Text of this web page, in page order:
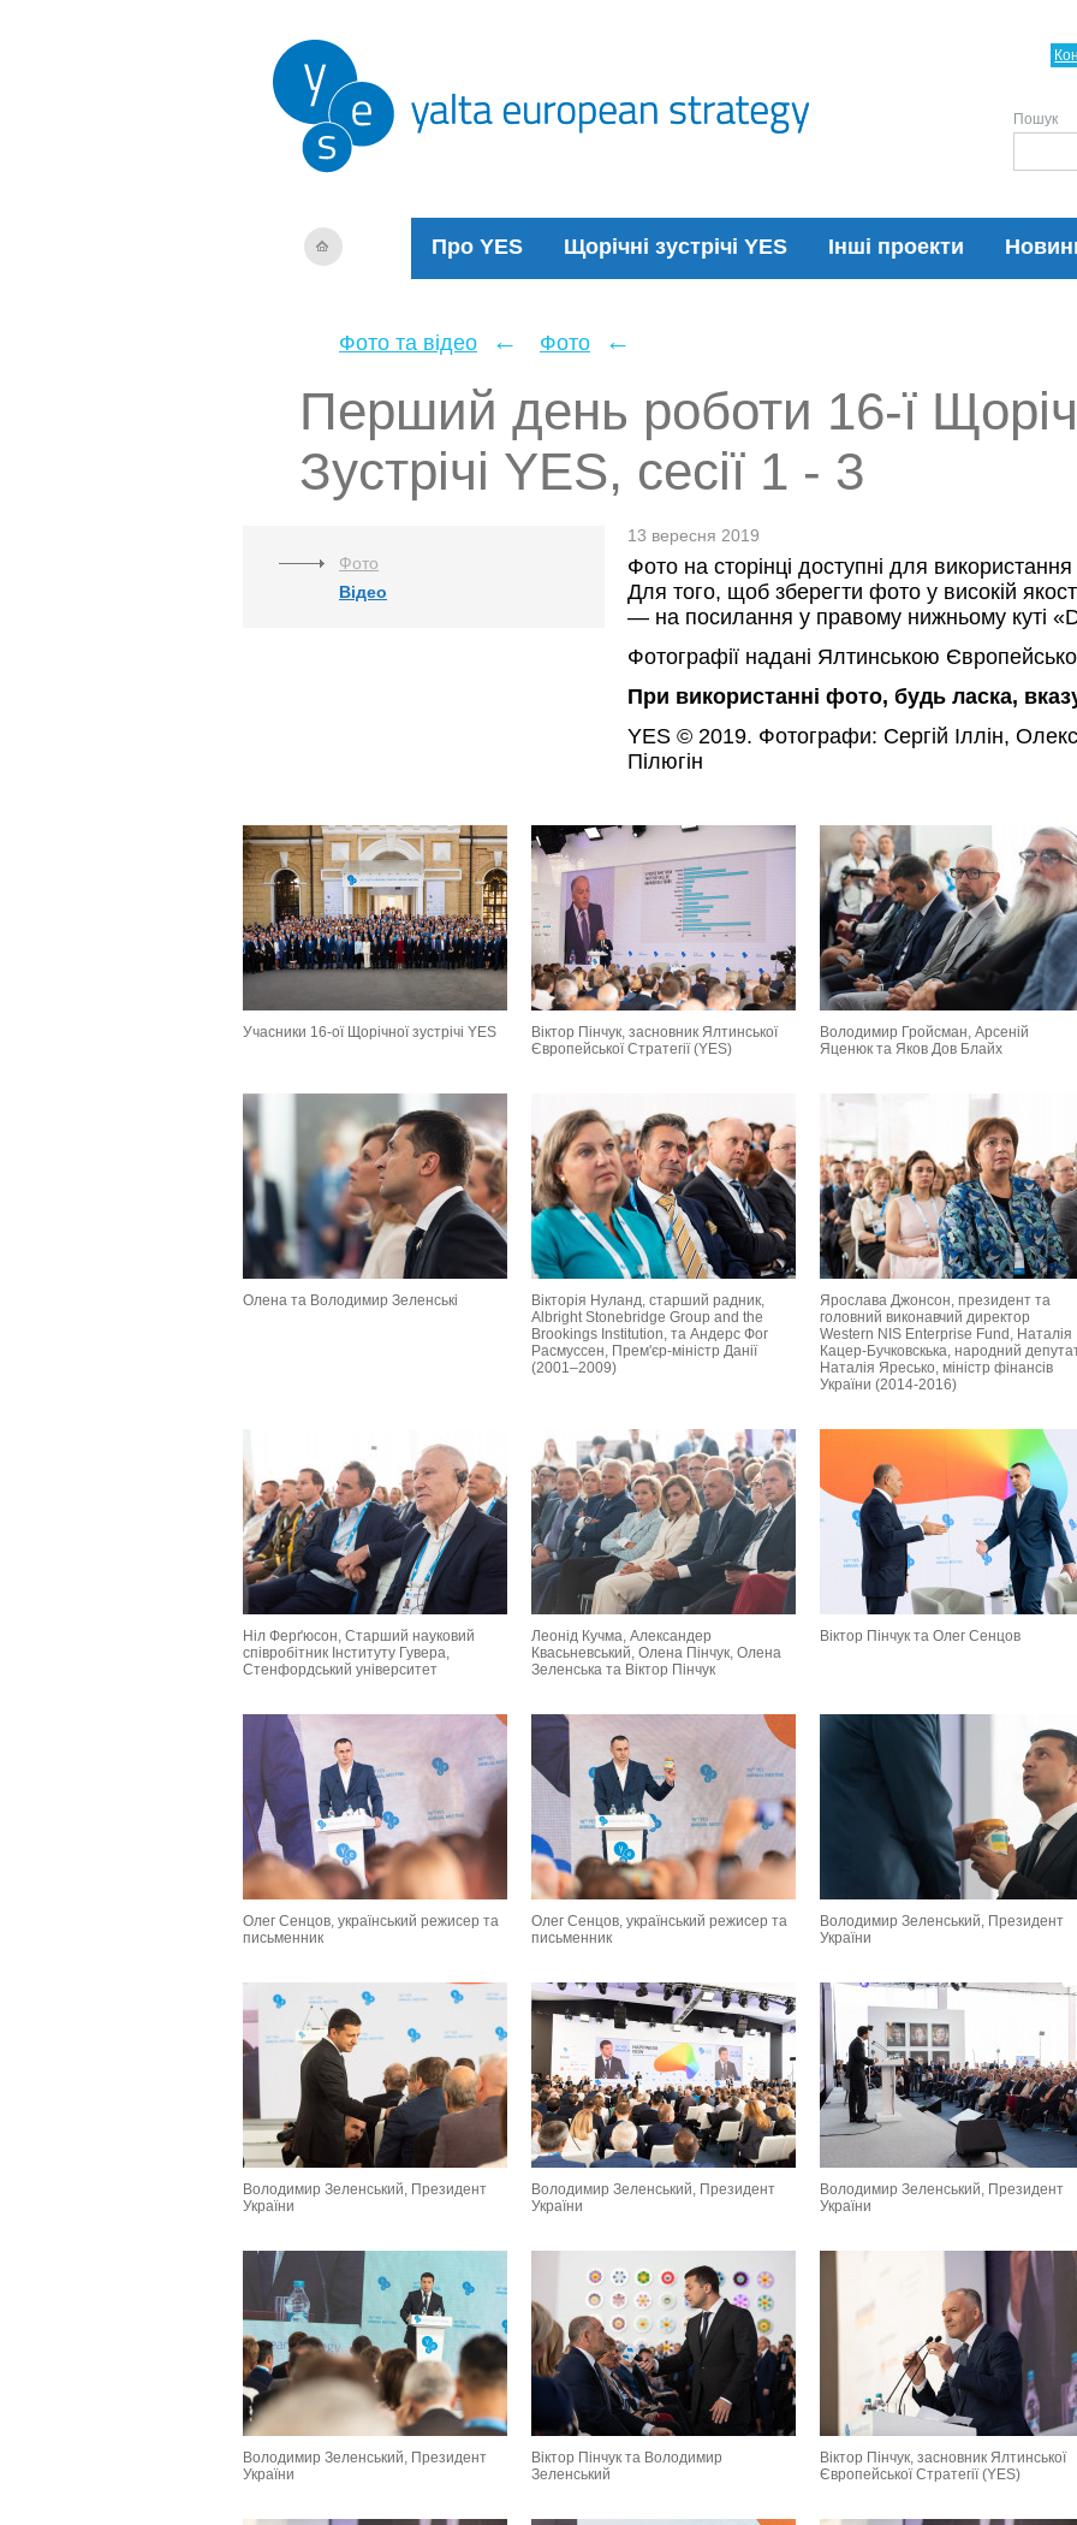
Про YES Щорічні зустрічі YES Інші проекти
Пошук
Фото та відео ← Фото ←
Перший день роботи 16-ї
Зустрічі YES, сесії 1 - 3
Фото
Відео
13 вересня 2019
Фото на сторінці доступні для
Для того, щоб зберегти фото у високій
— на посилання у правому нижньому куті
Фотографії надані Ялтинською
При використанні фото, будь ласка,
YES © 2019. Фотографи: Сергій Іллін,
Пілюгін
Учасники 16-ої Щорічної зустрічі YES
Віктор Пінчук, засновник Ялтинської
Європейської Стратегії (YES)
Володимир Гройсман, Арсеній
Яценюк та Яков Дов Блайх
Олена та Володимир Зеленські
Вікторія Нуланд, старший радник,
Albright Stonebridge Group and the
Brookings Institution, та Андерс Фог
Расмуссен, Прем'єр-міністр Данії
(2001–2009)
Ярослава Джонсон, президент та
головний виконавчий директор
Western NIS Enterprise Fund, Наталія
Кацер-Бучковскька, народний
Наталія Яресько, міністр фінансів
України (2014-2016)
Ніл Ферґюсон, Старший науковий
співробітник Інституту Гувера,
Стенфордський університет
Леонід Кучма, Александер
Квасьневський, Олена Пінчук, Олена
Зеленська та Віктор Пінчук
Віктор Пінчук та Олег Сенцов
Олег Сенцов, український режисер та
письменник
Олег Сенцов, український режисер та
письменник
Володимир Зеленський, Президент
України
Володимир Зеленський, Президент
України
Володимир Зеленський, Президент
України
Володимир Зеленський, Президент
України
Володимир Зеленський, Президент
України
Віктор Пінчук та Володимир
Зеленський
Віктор Пінчук, засновник Ялтинської
Європейської Стратегії (YES)